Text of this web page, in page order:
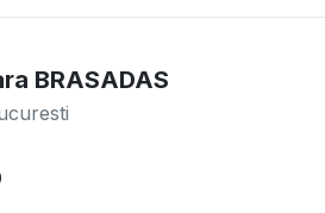
BRASADAS